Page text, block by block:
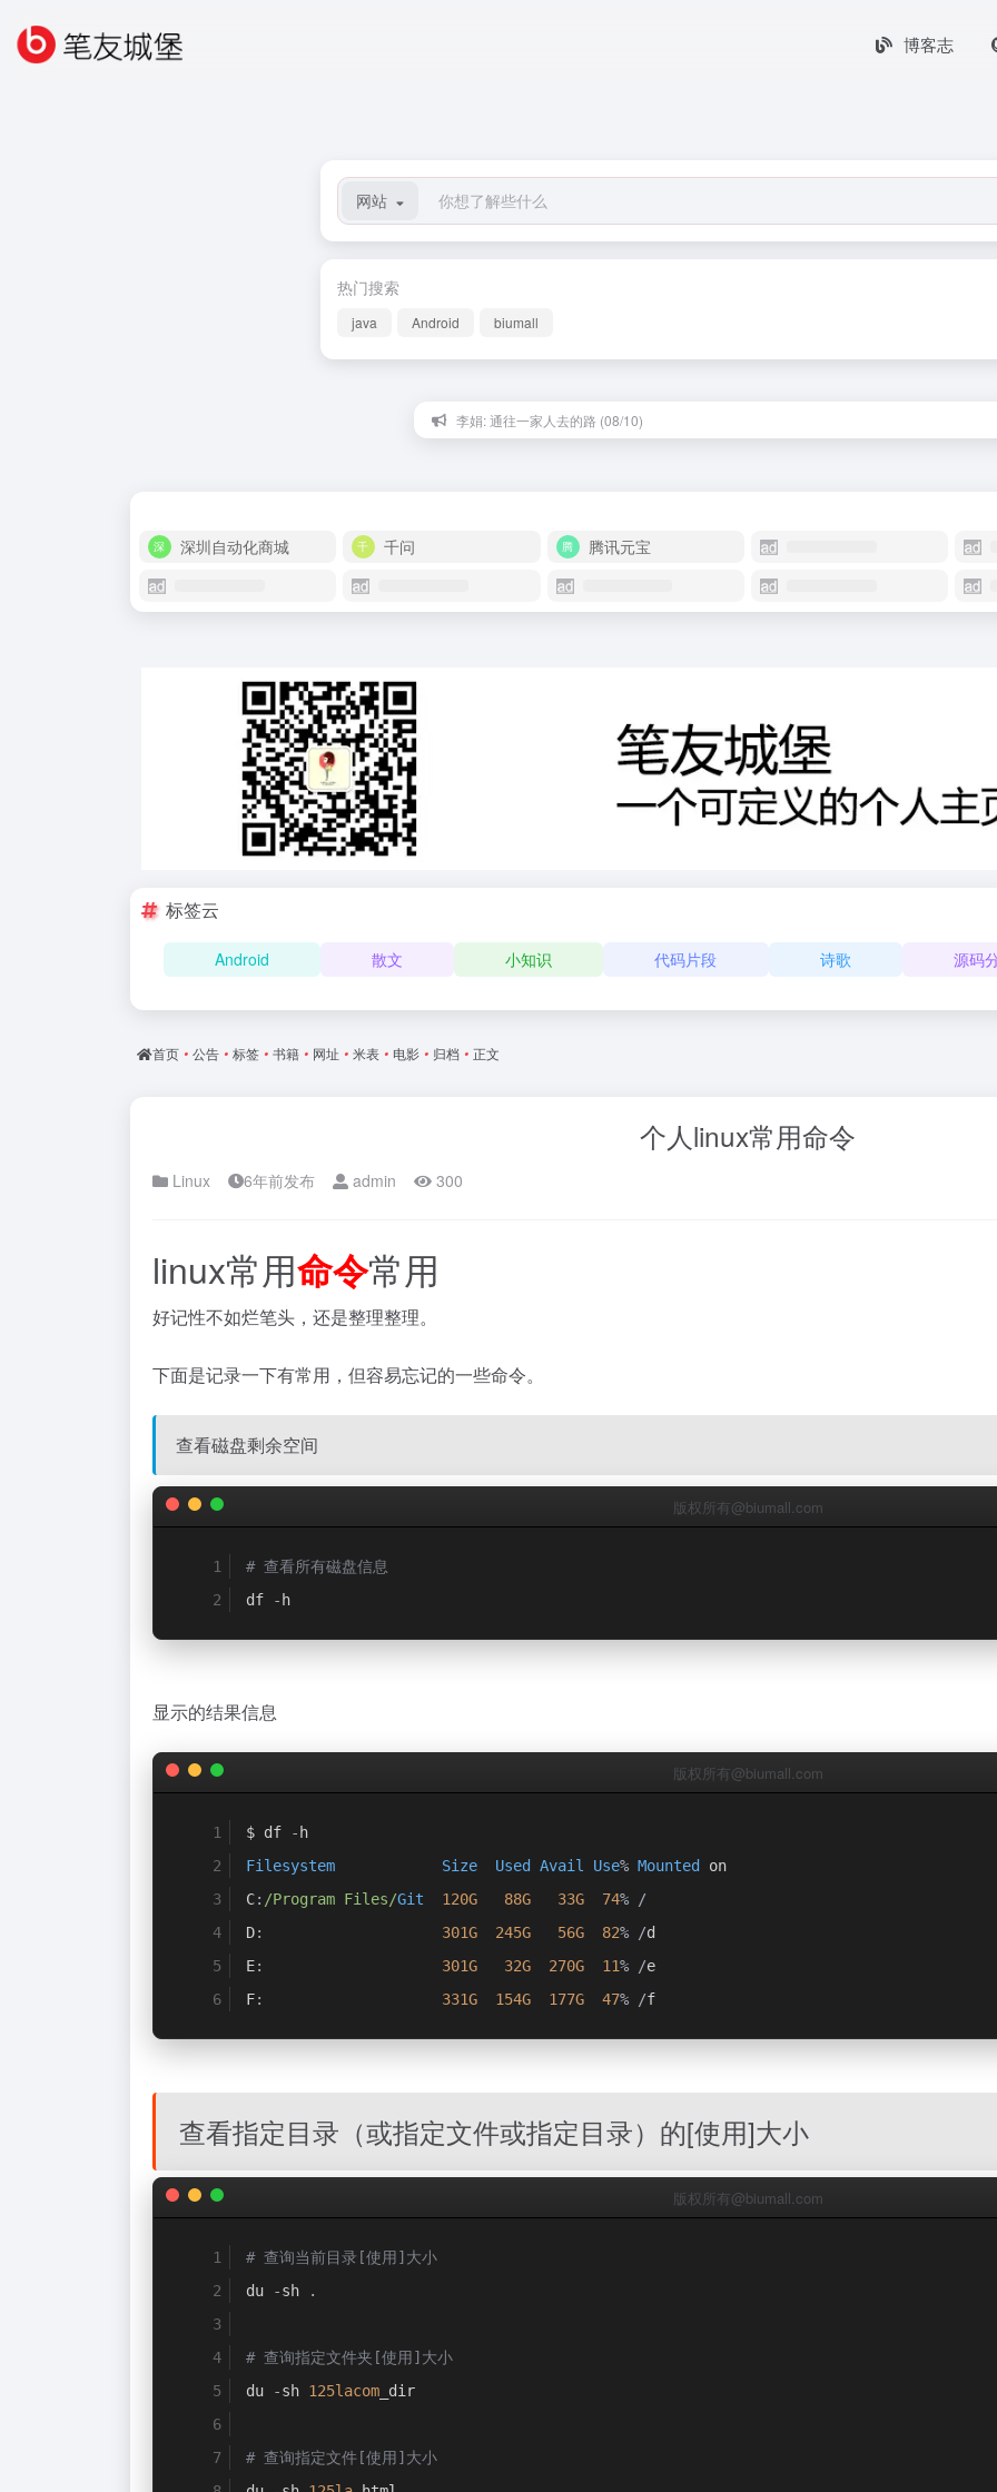
博客志
网站
热门搜索
java Android biumall
李娟: 通往一家人去的路 (08/10)
深圳自动化商城 千问 腾讯元宝
标签云
Android 散文 小知识 代码片段 诗歌 源码
首页 • 公告 • 标签 • 书籍 • 网址 • 米表 • 电影 • 归档 • 正文
个人linux常用命令
Linux 6年前发布 admin 300
linux常用命令常用
好记性不如烂笔头，还是整理整理。
下面是记录一下有常用，但容易忘记的一些命令。
查看磁盘剩余空间
版权所有@biumall.com
# 查看所有磁盘信息
df
- h
显示的结果信息
版权所有@biumall.com
$ df - h
Filesystem
Size Used Avail Use% Mounted
on
C: /Program Files/Git 120G 88G 33G 74%
/
D: 301G 245G 56G 82% /d
E: 301G 32G 270G 11% /e
F: 331G 154G 177G 47% /f
查看指定目录（或指定文件或指定目录）的[使用]大小
版权所有@biumall.com
# 查询当前目录[使用]大小
du
-sh .
# 查询指定文件夹[使用]大小
du
-sh 125lacom _dir
# 查询指定文件[使用]大小